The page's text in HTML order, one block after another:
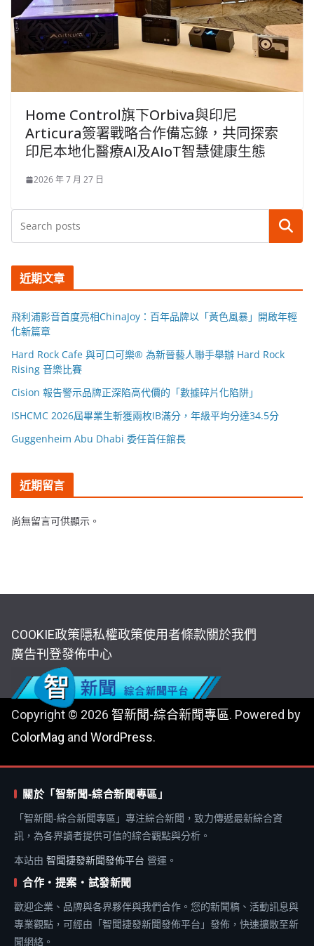
Home Control旗下Orbiva與印尼
Articura簽署戰略合作備忘錄，共同探索
印尼本地化醫療AI及AIoT智慧健康生態
2026 年 7 月 27 日
搜尋
近期文章
飛利浦影音首度亮相ChinaJoy：百年品牌以「黃色風暴」開啟年輕
化新篇章
Hard Rock Cafe 與可口可樂® 為新晉藝人聯手舉辦 Hard Rock
Rising 音樂比賽
Cision 報告警示品牌正深陷高代價的「數據碎片化陷阱」
ISHCMC 2026屆畢業生斬獲兩枚IB滿分，年級平均分達34.5分
Guggenheim Abu Dhabi 委任首任館長
近期留言
尚無留言可供顯示。
COOKIE政策隱私權政策使用者條款關於我們
廣告刊登發佈中心
Copyright © 2026 智新聞-綜合新聞專區. Powered by
ColorMag and WordPress.
關於「智新聞-綜合新聞專區」
「智新聞-綜合新聞專區」專注綜合新聞，致力傳遞最新綜合資
訊，為各界讀者提供可信的綜合觀點與分析。
本站由 智聞捷發新聞發佈平台 營運。
合作・提案・試發新聞
歡迎企業、品牌與各界夥伴與我們合作。您的新聞稿、活動訊息與
專業觀點，可經由「智聞捷發新聞發佈平台」發佈，快速擴散至新
聞網絡。